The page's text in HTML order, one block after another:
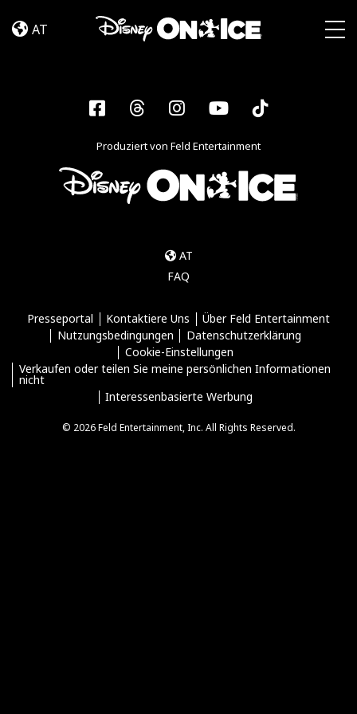
Dance
AT
Facebook
ThreadsInstagram
YouTubeTiktok
Produziert von Feld Entertainment
AT
FAQ
Presseportal Kontaktiere Uns
Über Feld Entertainment
Nutzungsbedingungen
Datenschutzerklärung
Cookie-Einstellungen
Verkaufen oder teilen Sie meine persönlichen Informationen
nicht
Interessenbasierte Werbung
© 2026 Feld Entertainment, Inc. All Rights Reserved.